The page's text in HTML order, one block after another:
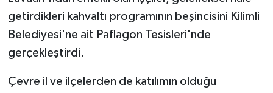
getirdikleri kahvaltı programının beşincisini Kilimli
Belediyesi'ne ait Paflagon Tesisleri'nde
gerçekleştirdi.
Çevre il ve ilçelerden de katılımın olduğu
İş ilanı
Kilimli
Kültür - Sanat